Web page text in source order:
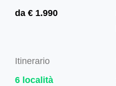
da € 1.990
Itinerario
6 località